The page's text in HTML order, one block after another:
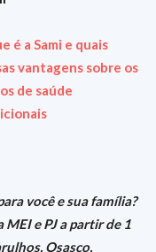
é a Sami e quais
vantagens sobre os
de saúde
você e sua família?
MEI e PJ a partir de 1
Osasco,